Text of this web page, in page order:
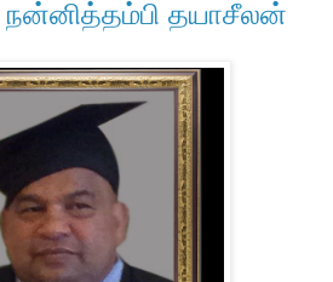
- நன்னித்தம்பி தயாசீலன்